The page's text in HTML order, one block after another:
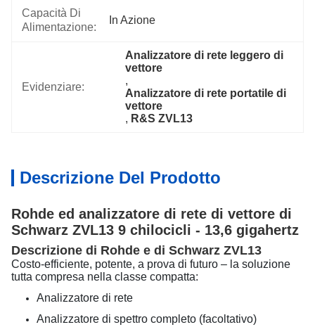
Capacità Di
Alimentazione:
In Azione
Evidenziare:
Analizzatore di rete leggero di
vettore
,
Analizzatore di rete portatile di
vettore
, R&S ZVL13
Descrizione Del Prodotto
Rohde ed analizzatore di rete di vettore di
Schwarz ZVL13 9 chilocicli - 13,6 gigahertz
Descrizione di Rohde e di Schwarz ZVL13
Costo-efficiente, potente, a prova di futuro – la soluzione
tutta compresa nella classe compatta:
Analizzatore di rete
Analizzatore di spettro completo (facoltativo)